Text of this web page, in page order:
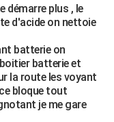
démarre plus , le
d'acide on nettoie
batterie on
batterie et
la route les voyant
bloque tout
je me gare